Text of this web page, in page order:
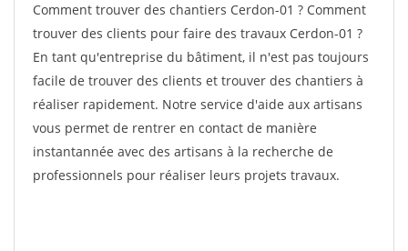
Comment trouver des chantiers Cerdon-01 ? Comment
trouver des clients pour faire des travaux Cerdon-01 ?
En tant qu'entreprise du bâtiment, il n'est pas toujours
facile de trouver des clients et trouver des chantiers à
réaliser rapidement. Notre service d'aide aux artisans
vous permet de rentrer en contact de manière
instantannée avec des artisans à la recherche de
professionnels pour réaliser leurs projets travaux.